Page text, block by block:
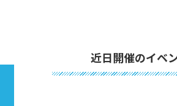
近日開催のイベ